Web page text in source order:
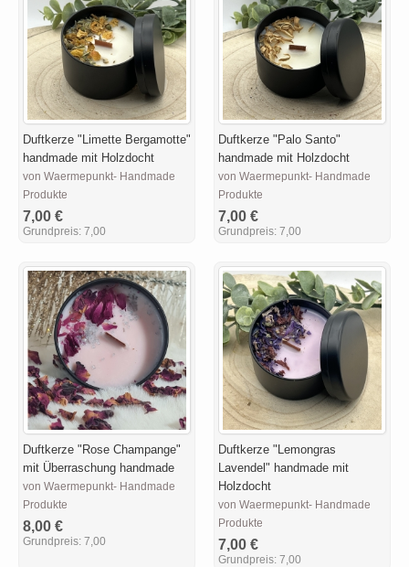
Duftkerze "Limette Bergamotte"
handmade mit Holzdocht
von Waermepunkt- Handmade
Produkte
7,00 €
Grundpreis: 7,00
Duftkerze "Palo Santo"
handmade mit Holzdocht
von Waermepunkt- Handmade
Produkte
7,00 €
Grundpreis: 7,00
Duftkerze "Rose Champange"
mit Überraschung handmade
von Waermepunkt- Handmade
Produkte
8,00 €
Grundpreis: 7,00
Duftkerze "Lemongras
Lavendel" handmade mit
Holzdocht
von Waermepunkt- Handmade
Produkte
7,00 €
Grundpreis: 7,00